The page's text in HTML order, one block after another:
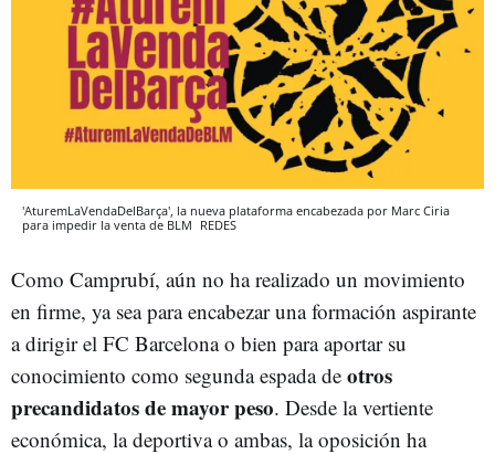
'AturemLaVendaDelBarça', la nueva plataforma encabezada por Marc Ciria
para impedir la venta de BLM REDES
Como Camprubí, aún no ha realizado un movimiento
en firme, ya sea para encabezar una formación aspirante
a dirigir el FC Barcelona o bien para aportar su
conocimiento como segunda espada de otros
precandidatos de mayor peso. Desde la vertiente
económica, la deportiva o ambas, la oposición ha